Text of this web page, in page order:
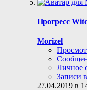
Прогресс
Morizel
Личное
Записи
27.04.2019 в